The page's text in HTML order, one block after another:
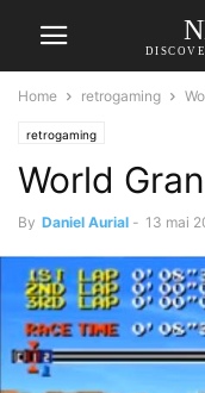
Home retrogaming
retrogaming
World
By Daniel Aurial - 13 mai